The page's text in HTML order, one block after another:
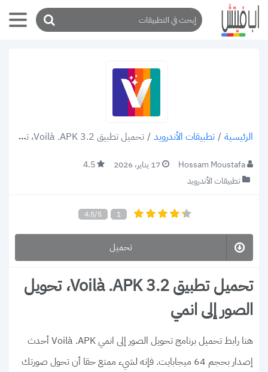
الرئيسية / تطبيقات الأندرويد / تحميل تطبيق Voilà .APK 3.2، تحويل الصور إلى انمي
Hossam Moustafa 17 يناير، 2026
4.5
تطبيقات الأندرويد
4.5/5 1
تحميل
تحميل تطبيق Voilà .APK 3.2، تحويل
الصور إلى انمي
هنا رابط تحميل برنامج تحويل الصور إلى انمي Voilà .APK أحدث
إصدار بحجم 64 ميجابايت. فإنه لشيء ممتع حقا أن تحول صورتك